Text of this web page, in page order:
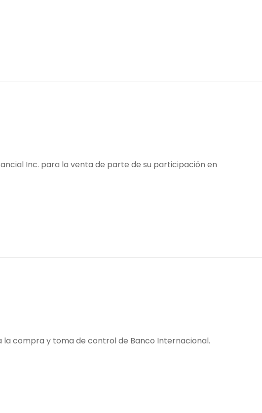
Inc. para la venta de parte de su participación en
la compra y toma de control de Banco Internacional.